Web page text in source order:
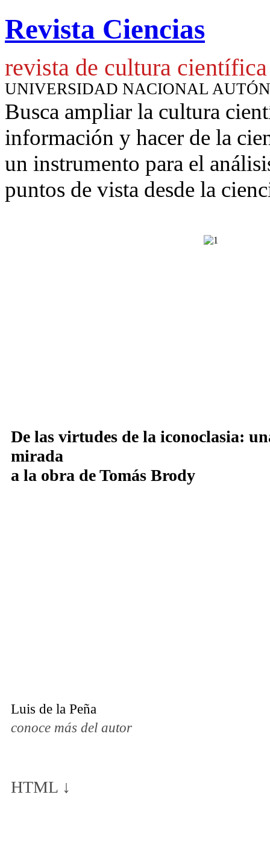
Revista Ciencias
revista de cultura científica
UNIVERSIDAD NACIONAL
Busca ampliar la cultura
información y hacer de la
un instrumento para el
puntos de vista desde la
De las virtudes de la iconoclasia:
mirada
a la obra de Tomás Brody
Luis de la Peña
conoce más del autor
HTML ↓